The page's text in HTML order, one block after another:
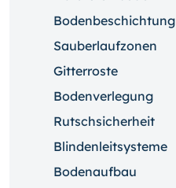
Bodenbeschichtung
Sauberlaufzonen
Gitterroste
Bodenverlegung
Rutschsicherheit
Blindenleitsysteme
Bodenaufbau